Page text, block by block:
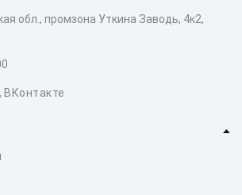
обл., промзона Уткина Заводь, 4к2,
, ВКонтакте